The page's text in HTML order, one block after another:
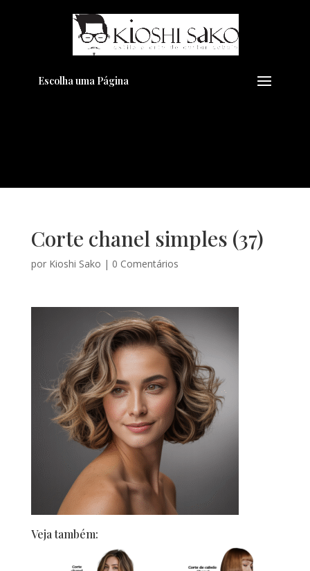
Escolha uma Página
Corte chanel simples (37)
por Kioshi Sako | 0 Comentários
Veja também:
Pensando em transformar seu
Visual??